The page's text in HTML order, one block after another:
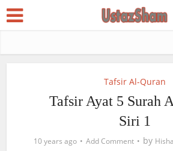
Tafsir Al-Quran
Tafsir Ayat 5 Surah
Siri 1
10 years ago Add Comment by